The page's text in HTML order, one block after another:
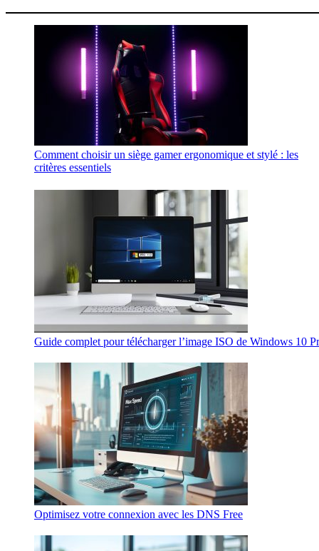
Comment choisir un siège gamer ergonomique et stylé : les
critères essentiels
Guide complet pour télécharger l’image ISO de Windows 10
Optimisez votre connexion avec les DNS Free